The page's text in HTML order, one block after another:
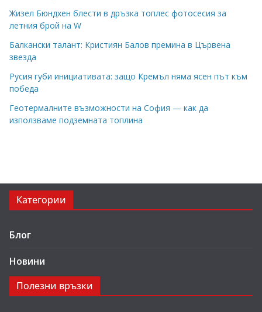
Жизел Бюндхен блести в дръзка топлес фотосесия за
летния брой на W
Балкански талант: Кристиян Балов премина в Цървена
звезда
Русия губи инициативата: защо Кремъл няма ясен път към
победа
Геотермалните възможности на София — как да
използваме подземната топлина
Категории
Блог
Новини
Полезни връзки